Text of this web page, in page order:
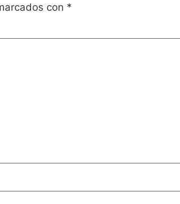
con *